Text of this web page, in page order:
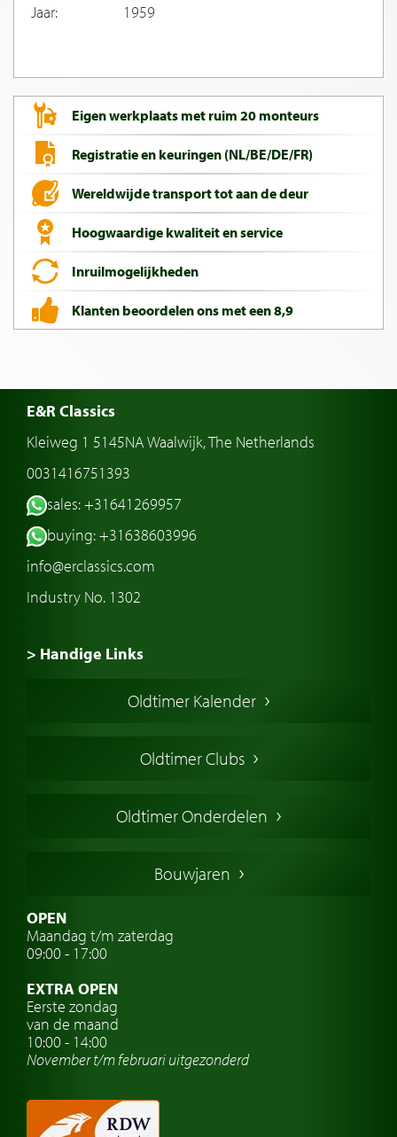
Jaar:
1959
Eigen werkplaats met ruim 20 monteurs
Registratie en keuringen (NL/BE/DE/FR)
Wereldwijde transport tot aan de deur
Hoogwaardige kwaliteit en service
Inruilmogelijkheden
Klanten beoordelen ons met een 8,9
E&R Classics
Kleiweg 1 5145NA Waalwijk, The Netherlands
0031416751393
sales: +31641269957
buying: +31638603996
info@erclassics.com
Industry No. 1302
> Handige Links
Amerikaanse oldtimers
Franse oldtimers
Zweedse oldtimers
Oldtimer verzekering
Oldtimer reizen
Oldtimerwerkplaats
Automerk horloges
Classic cars Nederland
Oldtimer Kalender
Oldtimer Clubs
Oldtimer Onderdelen
Bouwjaren
OPEN
Maandag t/m zaterdag
09:00 - 17:00
EXTRA OPEN
Eerste zondag
van de maand
10:00 - 14:00
November t/m februariuitgezonderd